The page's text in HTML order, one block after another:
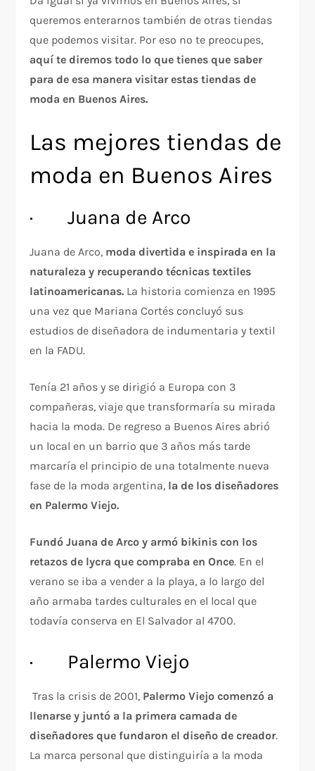
queremos enterarnos también de otras tiendas
que podemos visitar. Por eso no te preocupes,
aquí te diremos todo lo que tienes que saber
para de esa manera visitar estas tiendas de
moda en Buenos Aires.
Las mejores tiendas de
moda en Buenos Aires
· Juana de Arco
Juana de Arco, moda divertida e inspirada en la
naturaleza y recuperando técnicas textiles
latinoamericanas. La historia comienza en 1995
una vez que Mariana Cortés concluyó sus
estudios de diseñadora de indumentaria y textil
en la FADU.
Tenía 21 años y se dirigió a Europa con 3
compañeras, viaje que transformaría su mirada
hacia la moda. De regreso a Buenos Aires abrió
un local en un barrio que 3 años más tarde
marcaría el principio de una totalmente nueva
fase de la moda argentina, la de los diseñadores
en Palermo Viejo.
Fundó Juana de Arco y armó bikinis con los
retazos de lycra que compraba en Once. En el
verano se iba a vender a la playa, a lo largo del
año armaba tardes culturales en el local que
todavía conserva en El Salvador al 4700.
· Palermo Viejo
Tras la crisis de 2001, Palermo Viejo comenzó a
llenarse y juntó a la primera camada de
diseñadores que fundaron el diseño de creador.
La marca personal que distinguiría a la moda